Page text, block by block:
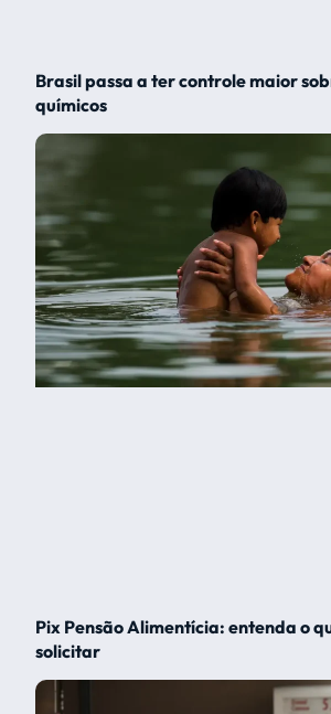
Brasil passa a ter controle maior
químicos
Pix Pensão Alimentícia: entenda o
solicitar